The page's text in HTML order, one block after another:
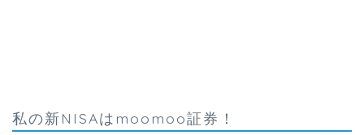
私の新NISAはmoomoo証券！